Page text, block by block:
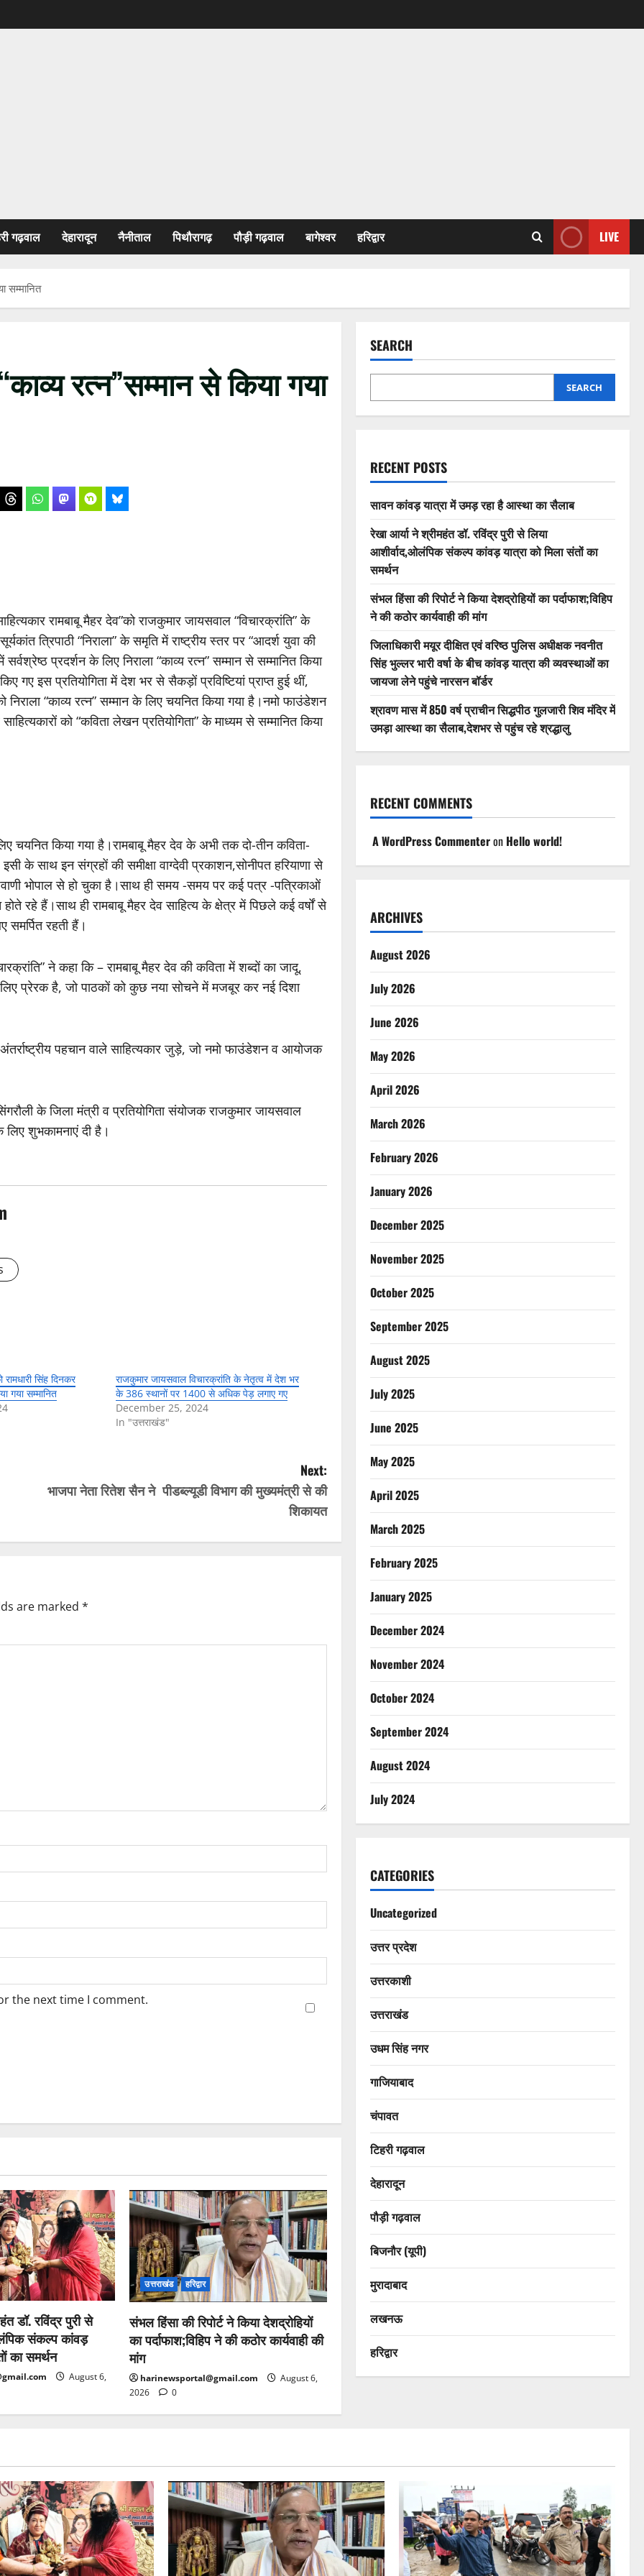
गढ़वाल देहारादून नैनीताल पिथौरागढ़ पौड़ी गढ़वाल बागेश्वर हरिद्वार LIVE
सम्मानित
रत्न”सम्मान से किया गया
रामबाबू मैहर देव”को राजकुमार जायसवाल “विचारक्रांति” के
त्रिपाठी “निराला” के समृति में राष्ट्रीय स्तर पर “आदर्श युवा की
प्रदर्शन के लिए निराला “काव्य रत्न” सम्मान से सम्मानित किया
गए इस प्रतियोगिता में देश भर से सैकड़ों प्रविष्टियां प्राप्त हुई थीं,
“काव्य रत्न” सम्मान के लिए चयनित किया गया है।नमो फाउंडेशन
को “कविता लेखन प्रतियोगिता” के माध्यम से सम्मानित किया
चयनित किया गया है।रामबाबू मैहर देव के अभी तक दो-तीन कविता-
के साथ इन संग्रहों की समीक्षा वाग्देवी प्रकाशन,सोनीपत हरियाणा से
भोपाल से हो चुका है।साथ ही समय -समय पर कई पत्र -पत्रिकाओं
रहे हैं।साथ ही रामबाबू मैहर देव साहित्य के क्षेत्र में पिछले कई वर्षों से
रहती हैं।
ने कहा कि – रामबाबू मैहर देव की कविता में शब्दों का जादू,
प्रेरक है, जो पाठकों को कुछ नया सोचने में मजबूर कर नई दिशा
पहचान वाले साहित्यकार जुड़े, जो नमो फाउंडेशन व आयोजक
के जिला मंत्री व प्रतियोगिता संयोजक राजकुमार जायसवाल
लिए शुभकामनाएं दी है।
रामधारी सिंह दिनकर
गया सम्मानित
राजकुमार जायसवाल विचारक्रांति के नेतृत्व में देश भर
के 386 स्थानों पर 1400 से अधिक पेड़ लगाए गए
December 25, 2024
In "उत्तराखंड"
Next:
भाजपा नेता रितेश सैन ने पीडब्ल्यूडी विभाग की मुख्यमंत्री से की
शिकायत
are marked *
the next time I comment.
डॉ. रविंद्र पुरी से
संकल्प कांवड़
का समर्थन
August 6,
उत्तराखंड हरिद्वार
संभल हिंसा की रिपोर्ट ने किया देशद्रोहियों
का पर्दाफाश;विहिप ने की कठोर कार्यवाही की
मांग
harinewsportal@gmail.com
August 6,
2026
0
SEARCH
SEARCH
RECENT POSTS
सावन कांवड़ यात्रा में उमड़ रहा है आस्था का सैलाब
रेखा आर्या ने श्रीमहंत डॉ. रविंद्र पुरी से लिया
आशीर्वाद,ओलंपिक संकल्प कांवड़ यात्रा को मिला संतों का
समर्थन
संभल हिंसा की रिपोर्ट ने किया देशद्रोहियों का पर्दाफाश;विहिप
ने की कठोर कार्यवाही की मांग
जिलाधिकारी मयूर दीक्षित एवं वरिष्ठ पुलिस अधीक्षक नवनीत
सिंह भुल्लर भारी वर्षा के बीच कांवड़ यात्रा की व्यवस्थाओं का
जायजा लेने पहुंचे नारसन बॉर्डर
श्रावण मास में 850 वर्ष प्राचीन सिद्धपीठ गुलजारी शिव मंदिर में
उमड़ा आस्था का सैलाब,देशभर से पहुंच रहे श्रद्धालु
RECENT COMMENTS
A WordPress Commenteron Hello world!
ARCHIVES
August 2026
July 2026
June 2026
May 2026
April 2026
March 2026
February 2026
January 2026
December 2025
November 2025
October 2025
September 2025
August 2025
July 2025
June 2025
May 2025
April 2025
March 2025
February 2025
January 2025
December 2024
November 2024
October 2024
September 2024
August 2024
July 2024
CATEGORIES
Uncategorized
उत्तर प्रदेश
उत्तरकाशी
उत्तराखंड
उधम सिंह नगर
गाजियाबाद
चंपावत
टिहरी गढ़वाल
देहारादून
पौड़ी गढ़वाल
बिजनौर (यूपी)
मुरादाबाद
लखनऊ
हरिद्वार